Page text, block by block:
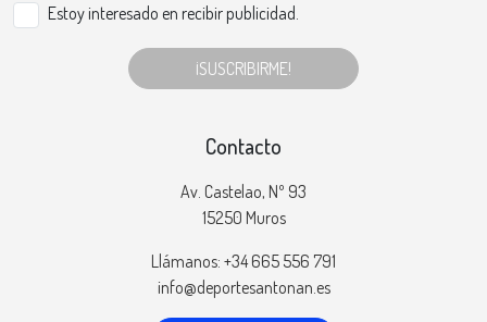
Estoy interesado en recibir publicidad.
¡SUSCRIBIRME!
Contacto
Av. Castelao, Nº 93
15250 Muros
Llámanos: +34 665 556 791
info@deportesantonan.es